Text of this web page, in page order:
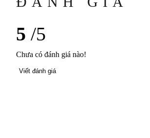
5 /5
Chưa có đánh giá nào!
Viết đánh giá